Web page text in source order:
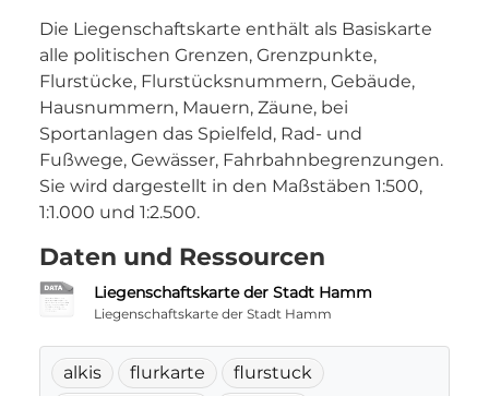
Die Liegenschaftskarte enthält als Basiskarte
alle politischen Grenzen, Grenzpunkte,
Flurstücke, Flurstücksnummern, Gebäude,
Hausnummern, Mauern, Zäune, bei
Sportanlagen das Spielfeld, Rad- und
Fußwege, Gewässer, Fahrbahnbegrenzungen.
Sie wird dargestellt in den Maßstäben 1:500,
1:1.000 und 1:2.500.
Daten und Ressourcen
Liegenschaftskarte der Stadt Hamm
Liegenschaftskarte der Stadt Hamm
alkis flurkarte
flurstuck